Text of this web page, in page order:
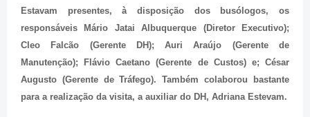
Estavam presentes, à disposição dos busólogos, os
responsáveis Mário Jatai Albuquerque (Diretor Executivo);
Cleo Falcão (Gerente DH); Auri Araújo (Gerente de
Manutenção); Flávio Caetano (Gerente de Custos) e; César
Augusto (Gerente de Tráfego). Também colaborou bastante
para a realização da visita, a auxiliar do DH, Adriana Estevam.